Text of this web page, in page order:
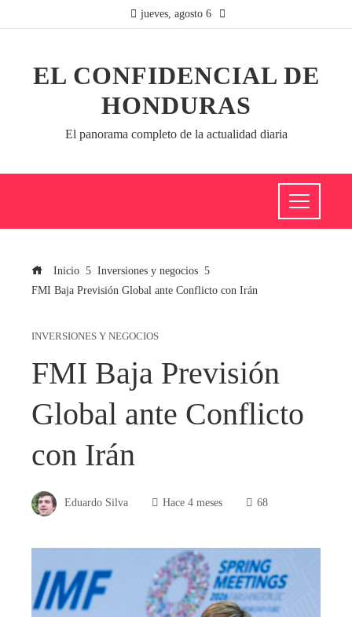
jueves, agosto 6
EL CONFIDENCIAL DE
HONDURAS
El panorama completo de la actualidad diaria
Inicio
Inversiones y negocios
FMI Baja Previsión Global ante Conflicto con Irán
INVERSIONES Y NEGOCIOS
FMI Baja Previsión
Global ante Conflicto
con Irán
Eduardo Silva Hace 4 meses 68